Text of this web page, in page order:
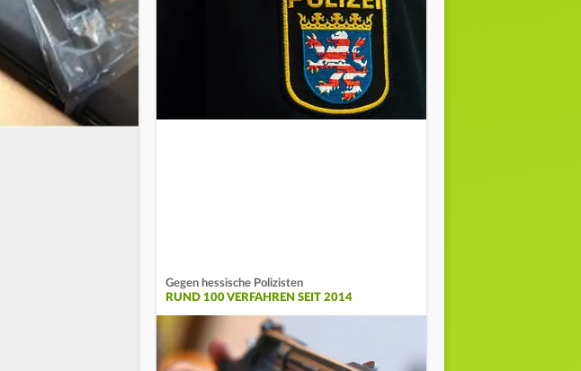
Gegen hessische Polizisten
RUND 100 VERFAHREN SEIT 2014